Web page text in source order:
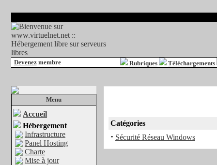
Devenezmembre Rubriques Téléchargements
Menu
Accueil
Hébergement
Infrastructure
Panel Hosting
Charte
Mise à jour
Catégories
· Sécurité Réseau Windows